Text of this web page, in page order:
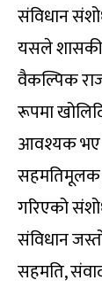
संविधान
यसले
वैकल्पिक
रूपमा
आवश्यक भए
सहमतिमूलक
गरिएको
संविधान
सहमति,